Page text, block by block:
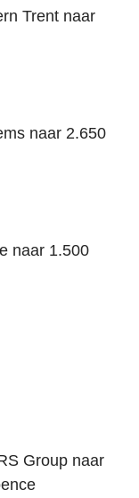
Trent naar
naar 2.650
naar 1.500
Group naar